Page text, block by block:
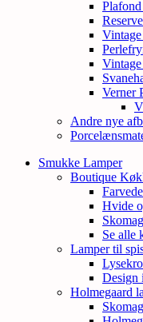
Verner
Andre nye
Smukke Lamper
Boutique
Hvide
Se alle
Lamper til
Design
Holmegaard